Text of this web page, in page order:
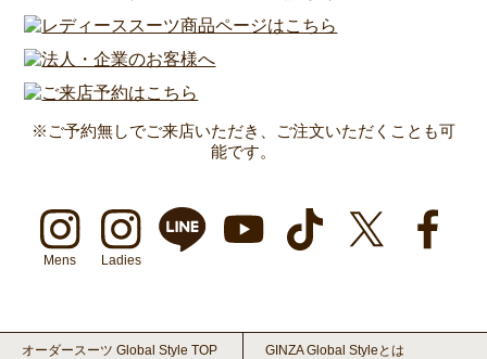
※ご予約無しでご来店いただき、ご注文いただくことも可
能です。
Mens Ladies
オーダースーツ Global Style TOP GINZA Global Styleとは